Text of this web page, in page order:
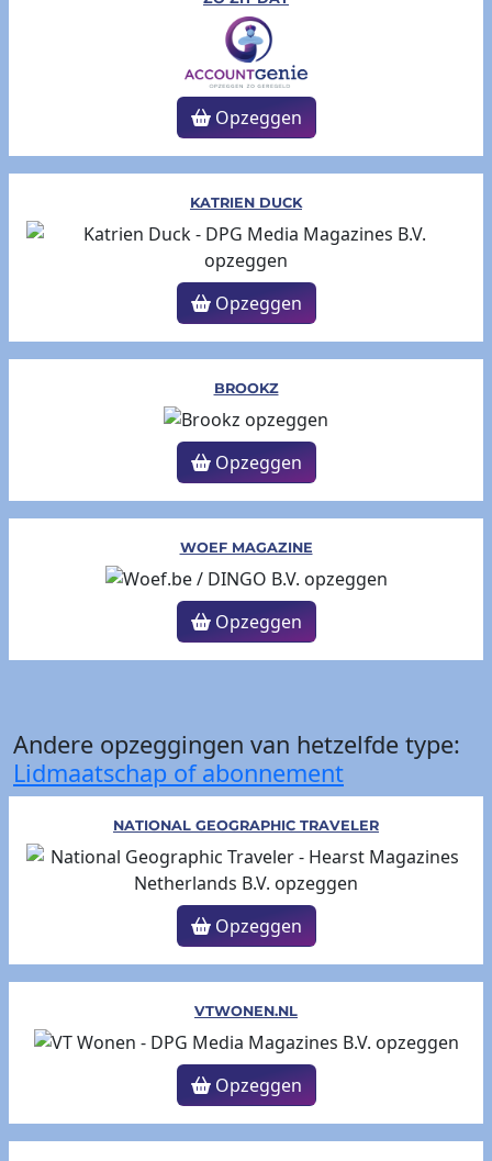
Opzeggen
KATRIEN DUCK
Opzeggen
BROOKZ
Opzeggen
WOEF MAGAZINE
Opzeggen
Andere opzeggingen van hetzelfde type:
Lidmaatschap of abonnement
NATIONAL GEOGRAPHIC TRAVELER
Opzeggen
VTWONEN.NL
Opzeggen